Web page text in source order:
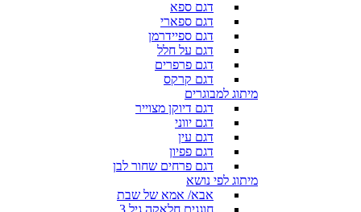
דגם ספא
דגם ספארי
דגם ספיידרמן
דגם על חלל
דגם פרפרים
דגם קרקס
מיתוג למבוגרים
דגם דיוקן מצוייר
דגם יווני
דגם עין
דגם פפיון
דגם פרחים שחור לבן
מיתוג לפי נושא
אבא/ אמא של שבת